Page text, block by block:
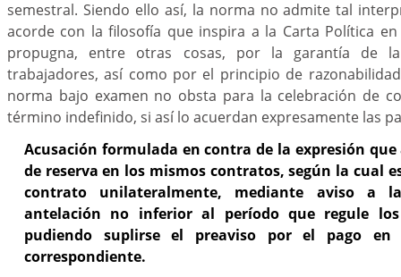
semestral. Siendo ello así, la norma no admite tal
acorde con la filosofía que inspira a la Carta Política
propugna, entre otras cosas, por la garantía de
trabajadores, así como por el principio de
norma bajo examen no obsta para la celebración de
término indefinido, si así lo acuerdan expresamente las
Acusación formulada en contra de la expresión
de reserva en los mismos contratos, según la cual
contrato unilateralmente, mediante aviso a
antelación no inferior al período que regule
pudiendo suplirse el preaviso por el pago
correspondiente.